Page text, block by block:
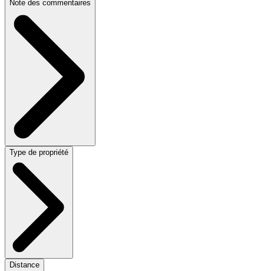
Note des commentaires
Type de propriété
Distance